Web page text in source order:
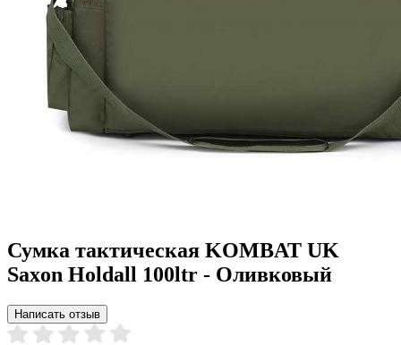
Сумка тактическая KOMBAT UK
Saxon Holdall 100ltr - Оливковый
Написать отзыв